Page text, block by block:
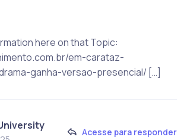
here on that Topic:
em-carataz-
ganha-versao-presencial/ […]
Acesse para responder